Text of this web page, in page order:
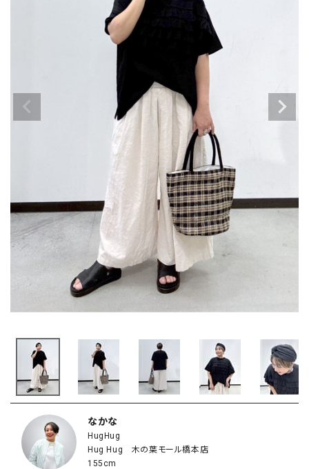
なかな
HugHug
Hug Hug 木の葉モール橋本店
155cm